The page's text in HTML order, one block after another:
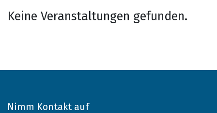
Keine Veranstaltungen gefunden.
Nimm Kontakt auf